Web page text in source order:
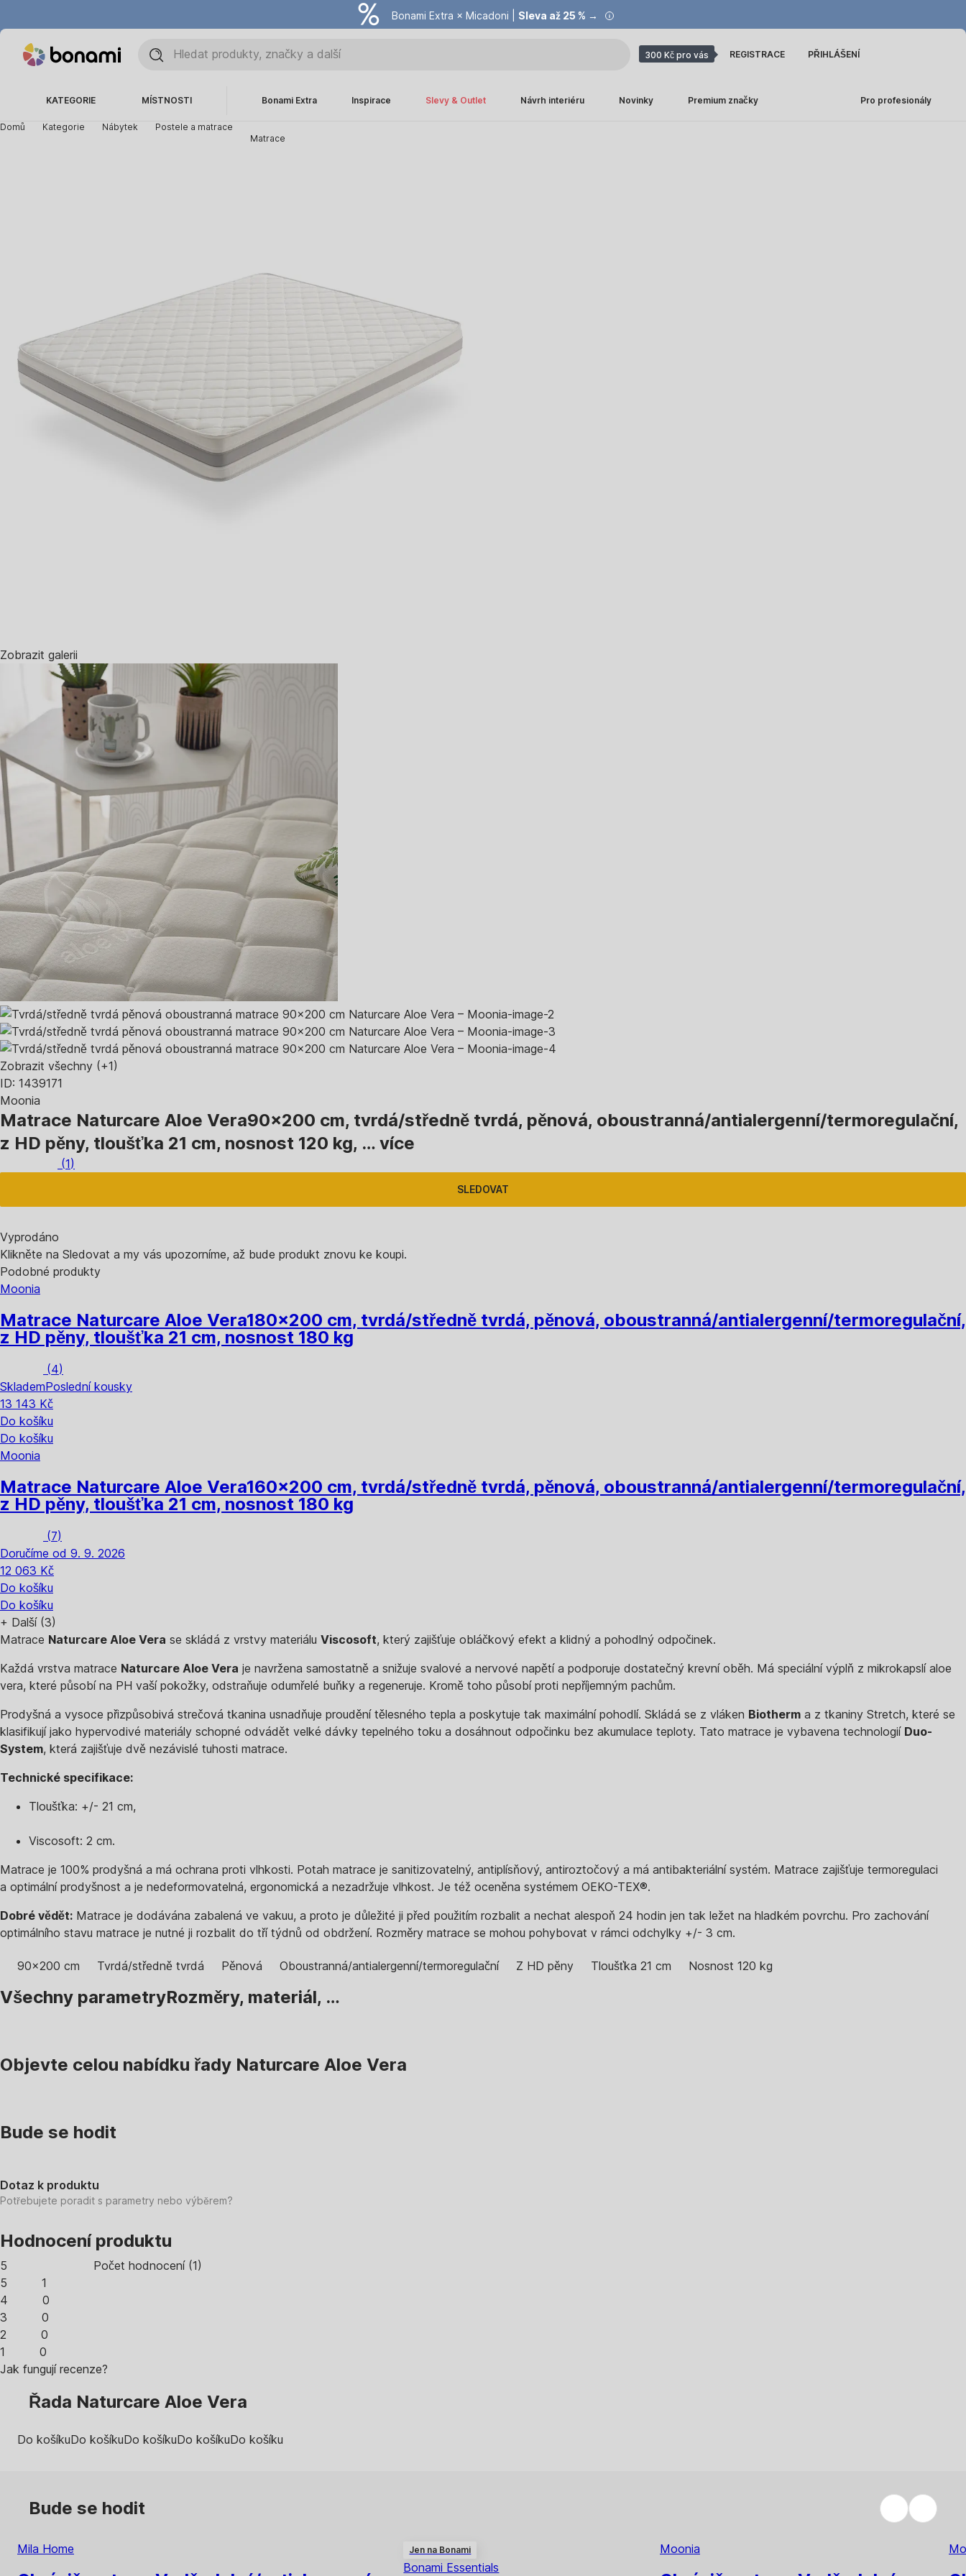
Bonami Extra × Micadoni | Sleva až 25 % →
Summer Sale |Ušetřete až 40 % →
300 Kč pro vás REGISTRACE PŘIHLÁŠENÍ
KATEGORIE MÍSTNOSTI Bonami Extra Inspirace Slevy & Outlet Návrh interiéru Novinky Premium značky Pro profesionály
Domů Kategorie Nábytek
Postele a matrace
Matrace
Zobrazit galerii
Zobrazit všechny (+1)
ID: 1439171
Moonia
Matrace Naturcare Aloe Vera90x200 cm, tvrdá/středně tvrdá, pěnová, oboustranná/antialergenní/termoregulační,
z HD pěny, tloušťka 21 cm, nosnost 120 kg, … více
(1)
SLEDOVAT
Vyprodáno
Klikněte na Sledovat a my vás upozorníme, až bude produkt znovu ke koupi.
Podobné produkty
Moonia
Matrace Naturcare Aloe Vera180x200 cm, tvrdá/středně tvrdá, pěnová, oboustranná/antialergenní/termoregulační,
z HD pěny, tloušťka 21 cm, nosnost 180 kg
(4)
SklademPoslední kousky
13 143 Kč
Do košíku
Do košíku
Moonia
Matrace Naturcare Aloe Vera160x200 cm, tvrdá/středně tvrdá, pěnová, oboustranná/antialergenní/termoregulační,
z HD pěny, tloušťka 21 cm, nosnost 180 kg
(7)
Doručíme od 9. 9. 2026
12 063 Kč
Do košíku
Do košíku
+ Další (3)
Matrace Naturcare Aloe Vera se skládá z vrstvy materiálu Viscosoft, který zajišťuje obláčkový efekt a klidný a pohodlný odpočinek.
Každá vrstva matrace Naturcare Aloe Vera je navržena samostatně a snižuje svalové a nervové napětí a podporuje dostatečný krevní oběh. Má speciální výplň z mikrokapslí aloe
vera, které působí na PH vaší pokožky, odstraňuje odumřelé buňky a regeneruje. Kromě toho působí proti nepříjemným pachům.
Prodyšná a vysoce přizpůsobivá strečová tkanina usnadňuje proudění tělesného tepla a poskytuje tak maximální pohodlí. Skládá se z vláken Biotherm a z tkaniny Stretch, které se
klasifikují jako hypervodivé materiály schopné odvádět velké dávky tepelného toku a dosáhnout odpočinku bez akumulace teploty. Tato matrace je vybavena technologií Duo-
System, která zajišťuje dvě nezávislé tuhosti matrace.
Technické specifikace:
Tloušťka: +/- 21 cm,
Viscosoft: 2 cm.
Matrace je 100% prodyšná a má ochrana proti vlhkosti. Potah matrace je sanitizovatelný, antiplísňový, antiroztočový a má antibakteriální systém. Matrace zajišťuje termoregulaci
a optimální prodyšnost a je nedeformovatelná, ergonomická a nezadržuje vlhkost. Je též oceněna systémem OEKO-TEX®.
Dobré vědět: Matrace je dodávána zabalená ve vakuu, a proto je důležité ji před použitím rozbalit a nechat alespoň 24 hodin jen tak ležet na hladkém povrchu. Pro zachování
optimálního stavu matrace je nutné ji rozbalit do tří týdnů od obdržení. Rozměry matrace se mohou pohybovat v rámci odchylky +/- 3 cm.
90x200 cm Tvrdá/středně tvrdá Pěnová Oboustranná/antialergenní/termoregulační Z HD pěny Tloušťka 21 cm Nosnost 120 kg
Všechny parametryRozměry, materiál, …
Objevte celou nabídku řady Naturcare Aloe Vera
Bude se hodit
Dotaz k produktu
Potřebujete poradit s parametry nebo výběrem?
Hodnocení produktu
5 Počet hodnocení(1)
5
1
4
0
3
0
2
0
1
0
Jak fungují recenze?
Řada Naturcare Aloe Vera
Do košíkuDo košíkuDo košíkuDo košíkuDo košíku
Bude se hodit
Mila Home Jen na Bonami
Bonami Essentials
Moonia